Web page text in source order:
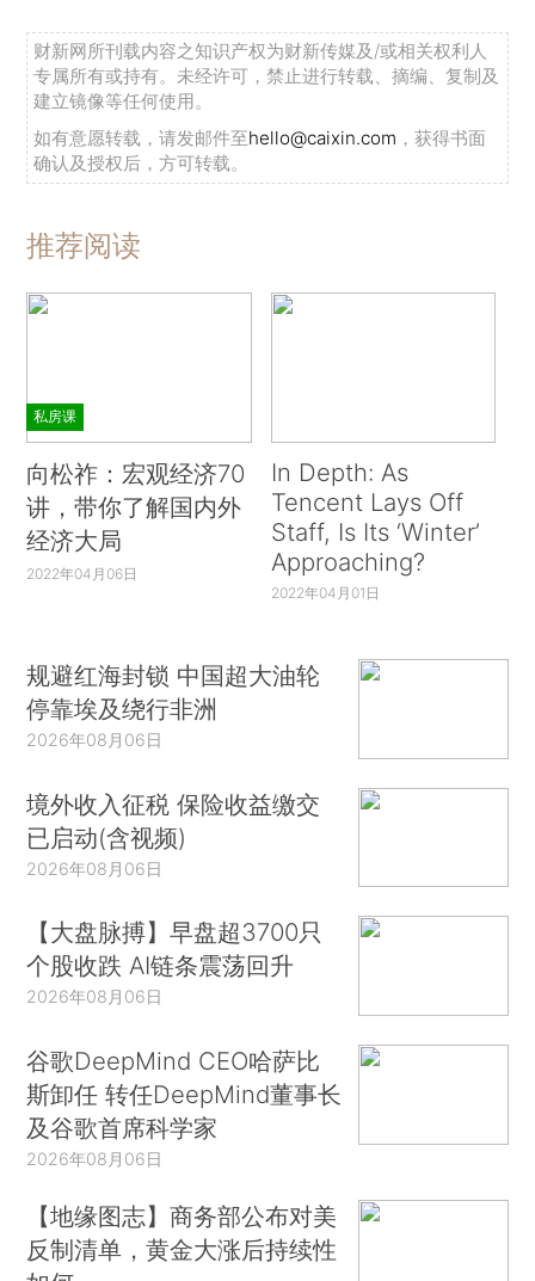
财新网所刊载内容之知识产权为财新传媒及/或相关权利人
专属所有或持有。未经许可，禁止进行转载、摘编、复制及
建立镜像等任何使用。
如有意愿转载，请发邮件至hello@caixin.com ，获得书面
确认及授权后，方可转载。
推荐阅读
私房课
向松祚：宏观经济70
讲，带你了解国内外
经济大局
2022年04月06日
In Depth: As
Tencent Lays Off
Staff, Is Its ‘Winter’
Approaching?
2022年04月01日
规避红海封锁 中国超大油轮
停靠埃及绕行非洲
2026年08月06日
境外收入征税 保险收益缴交
已启动(含视频)
2026年08月06日
【大盘脉搏】早盘超3700只
个股收跌 AI链条震荡回升
2026年08月06日
谷歌DeepMind CEO哈萨比
斯卸任 转任DeepMind董事长
及谷歌首席科学家
2026年08月06日
【地缘图志】商务部公布对美
反制清单，黄金大涨后持续性